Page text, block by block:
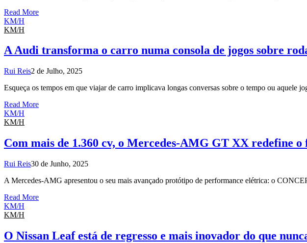
Read More
KM/H
KM/H
A Audi transforma o carro numa consola de jogos sobre
Rui Reis2 de Julho, 2025
Esqueça os tempos em que viajar de carro implicava longas conversas sobre o tempo ou aquele
Read More
KM/H
KM/H
Com mais de 1.360 cv, o Mercedes-AMG GT XX redefine
Rui Reis30 de Junho, 2025
A Mercedes-AMG apresentou o seu mais avançado protótipo de performance elétrica: o
Read More
KM/H
KM/H
O Nissan Leaf está de regresso e mais inovador do que